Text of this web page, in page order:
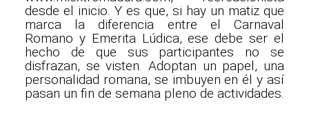
desde el inicio. Y es que, si hay un matiz que
marca la diferencia entre el Carnaval
Romano y Emerita Lúdica, ese debe ser el
hecho de que sus participantes no se
disfrazan, se visten. Adoptan un papel, una
personalidad romana, se imbuyen en él y así
pasan un fin de semana pleno de actividades.